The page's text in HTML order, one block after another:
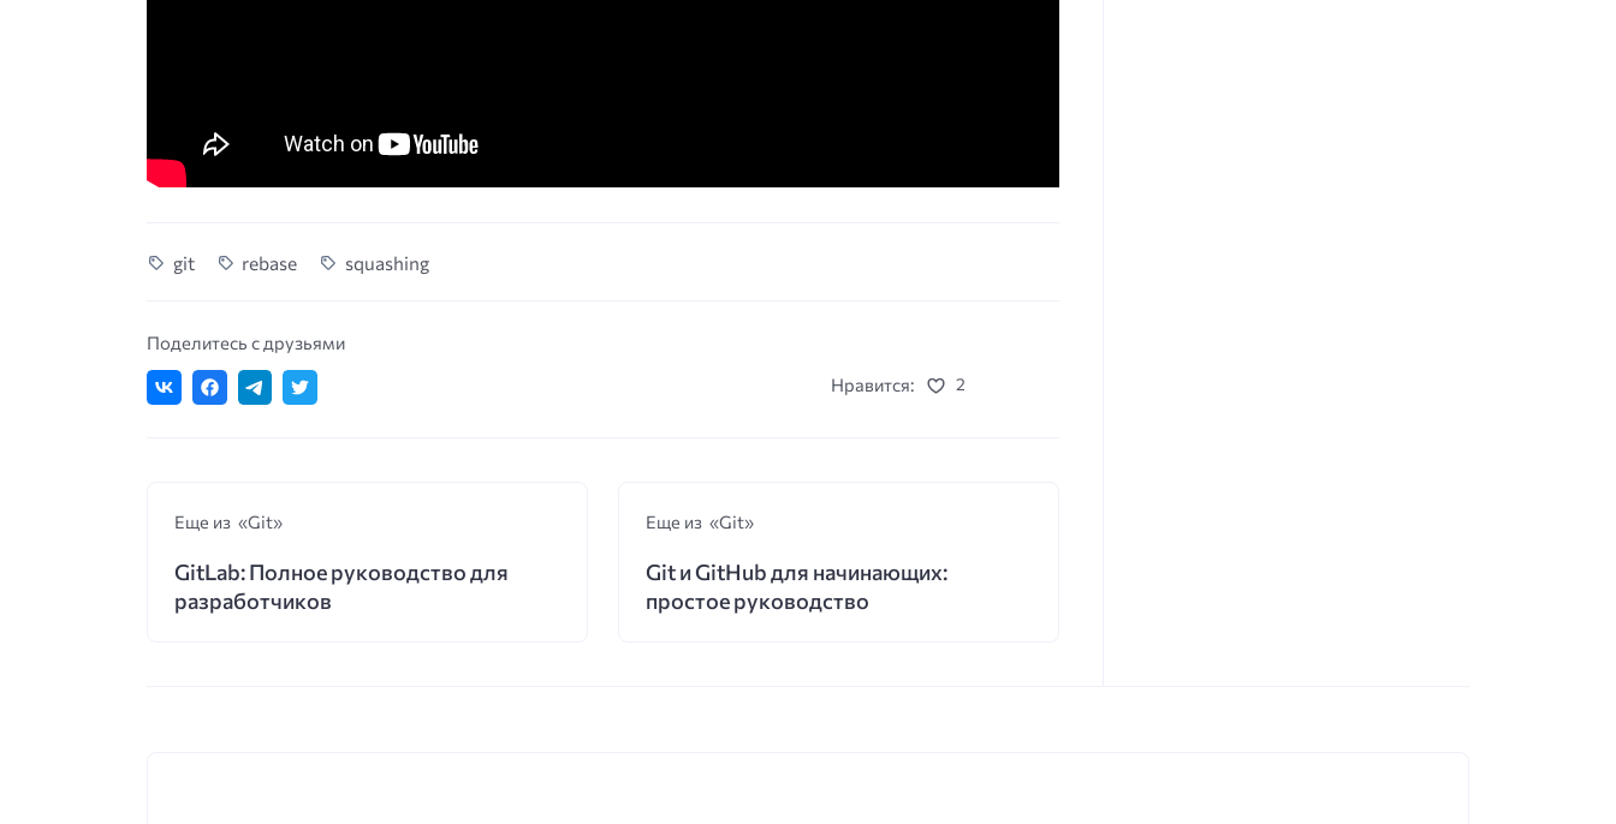
git rebase squashing
Поделитесь с друзьями
Нравится:
2
Еще из «Git»
GitLab: Полное руководство для
разработчиков
Еще из «Git»
Git и GitHub для начинающих:
простое руководство